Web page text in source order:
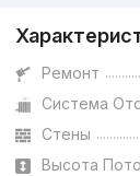
Ремонт
Система
Стены
Высота